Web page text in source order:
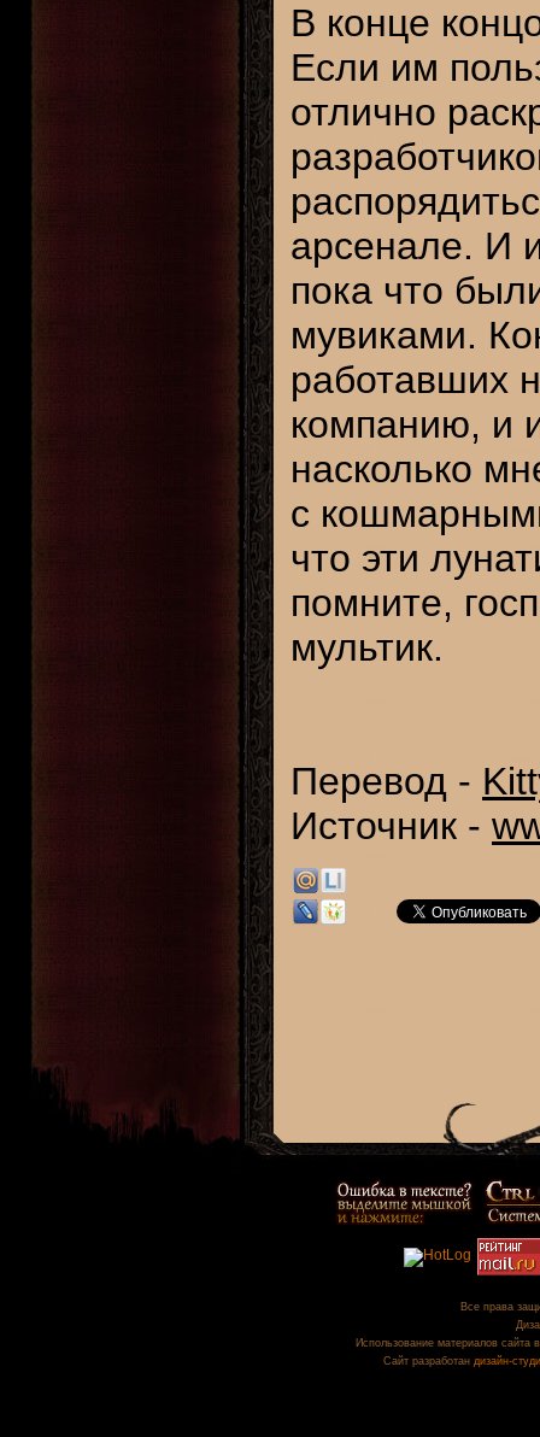
В конце
Если им
отлично
арсенале. И
пока что
мувиками.
работавших
компанию, и
насколько
с
что эти
помните,
мультик.
Перевод -
Источник -
Все права
Использование материалов сайта
Сайт разработан дизайн-